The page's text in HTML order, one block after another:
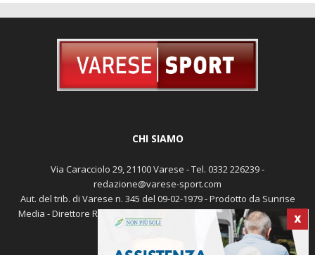
X
CHI SIAMO
Via Caracciolo 29, 21100 Varese - Tel. 0332 226239 -
redazione@varese-sport.com
Aut. del trib. di Varese n. 345 del 09-02-1979 - Prodotto da Sunrise
Media - Direttore Responsabile: Michele Marocco -Cookie policy
Pubblicità